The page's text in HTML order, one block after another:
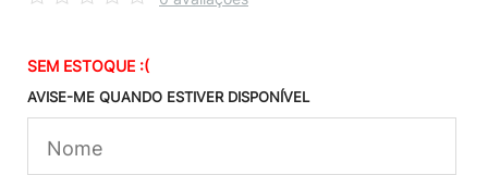
SEM ESTOQUE :(
AVISE-ME QUANDO ESTIVER DISPONÍVEL